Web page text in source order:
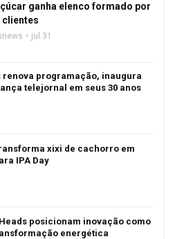
ganha elenco formado por
clientes
jul 31
renova programação, inaugura
telejornal em seus 30 anos
xixi de cachorro em
IPA Day
posicionam inovação como
energética